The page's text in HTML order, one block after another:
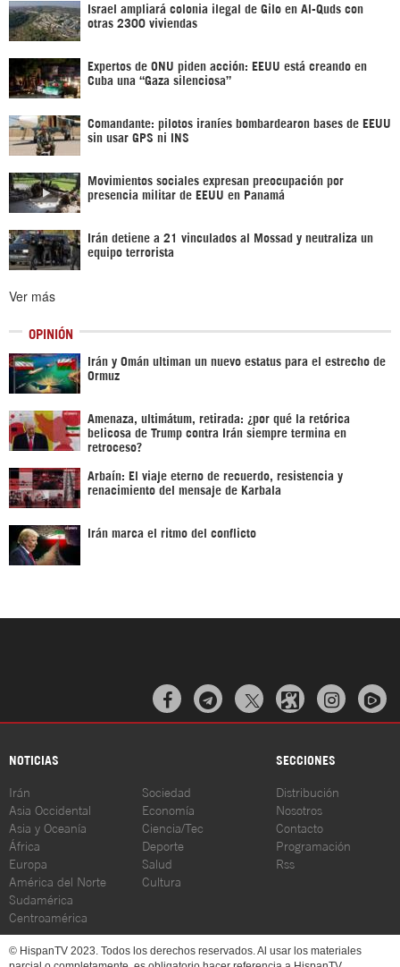
Israel ampliará colonia ilegal de Gilo en Al-Quds con
otras 2300 viviendas
Expertos de ONU piden acción: EEUU está creando en
Cuba una “Gaza silenciosa”
Comandante: pilotos iraníes bombardearon bases de EEUU
sin usar GPS ni INS
Movimientos sociales expresan preocupación por
presencia militar de EEUU en Panamá
Irán detiene a 21 vinculados al Mossad y neutraliza un
equipo terrorista
Ver más
OPINIÓN
Irán y Omán ultiman un nuevo estatus para el estrecho de
Ormuz
Amenaza, ultimátum, retirada: ¿por qué la retórica
belicosa de Trump contra Irán siempre termina en
retroceso?
Arbaín: El viaje eterno de recuerdo, resistencia y
renacimiento del mensaje de Karbala
Irán marca el ritmo del conflicto
  
NOTICIAS SECCIONES
Irán
Asia Occidental
Asia y Oceanía
África
Europa
América del Norte
Sudamérica
Centroamérica
Sociedad
Economía
Ciencia/Tec
Deporte
Salud
Cultura
Distribución
Nosotros
Contacto
Programación
Rss
© HispanTV 2023. Todos los derechos reservados. Al usar los materiales